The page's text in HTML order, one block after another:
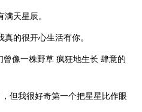
天星辰。
的很开心生活有你。
像一株野草 疯狂地生长 肆意的
但我很好奇第一个把星星比作眼